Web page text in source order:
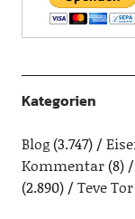
Kategorien
Blog(3.747)
Kommentar(8)
(2.890)
Teve